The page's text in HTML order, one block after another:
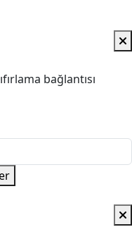
bağlantısı